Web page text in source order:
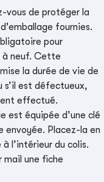
vous de protéger la
fournies.
pour
à neuf. Cette
la durée de vie de
s’il est défectueux,
effectué.
est équipée d’une clé
envoyée. Placez-la en
l’intérieur du colis.
mail une fiche